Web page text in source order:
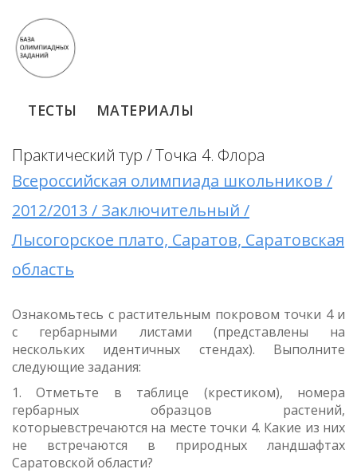
ТЕСТЫ МАТЕРИАЛЫ
Практический тур / Точка 4. Флора
Всероссийская олимпиада школьников /
2012/2013 / Заключительный /
Лысогорское плато, Саратов, Саратовская
область
Ознакомьтесь с растительным покровом точки 4 и
с гербарными листами (представлены на
нескольких идентичных стендах). Выполните
следующие задания:
1. Отметьте в таблице (крестиком), номера
гербарных образцов растений,
которыевстречаются на месте точки 4. Какие из них
не встречаются в природных ландшафтах
Саратовской области?